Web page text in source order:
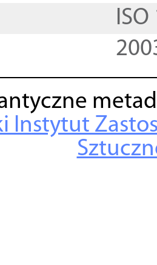
Instytut